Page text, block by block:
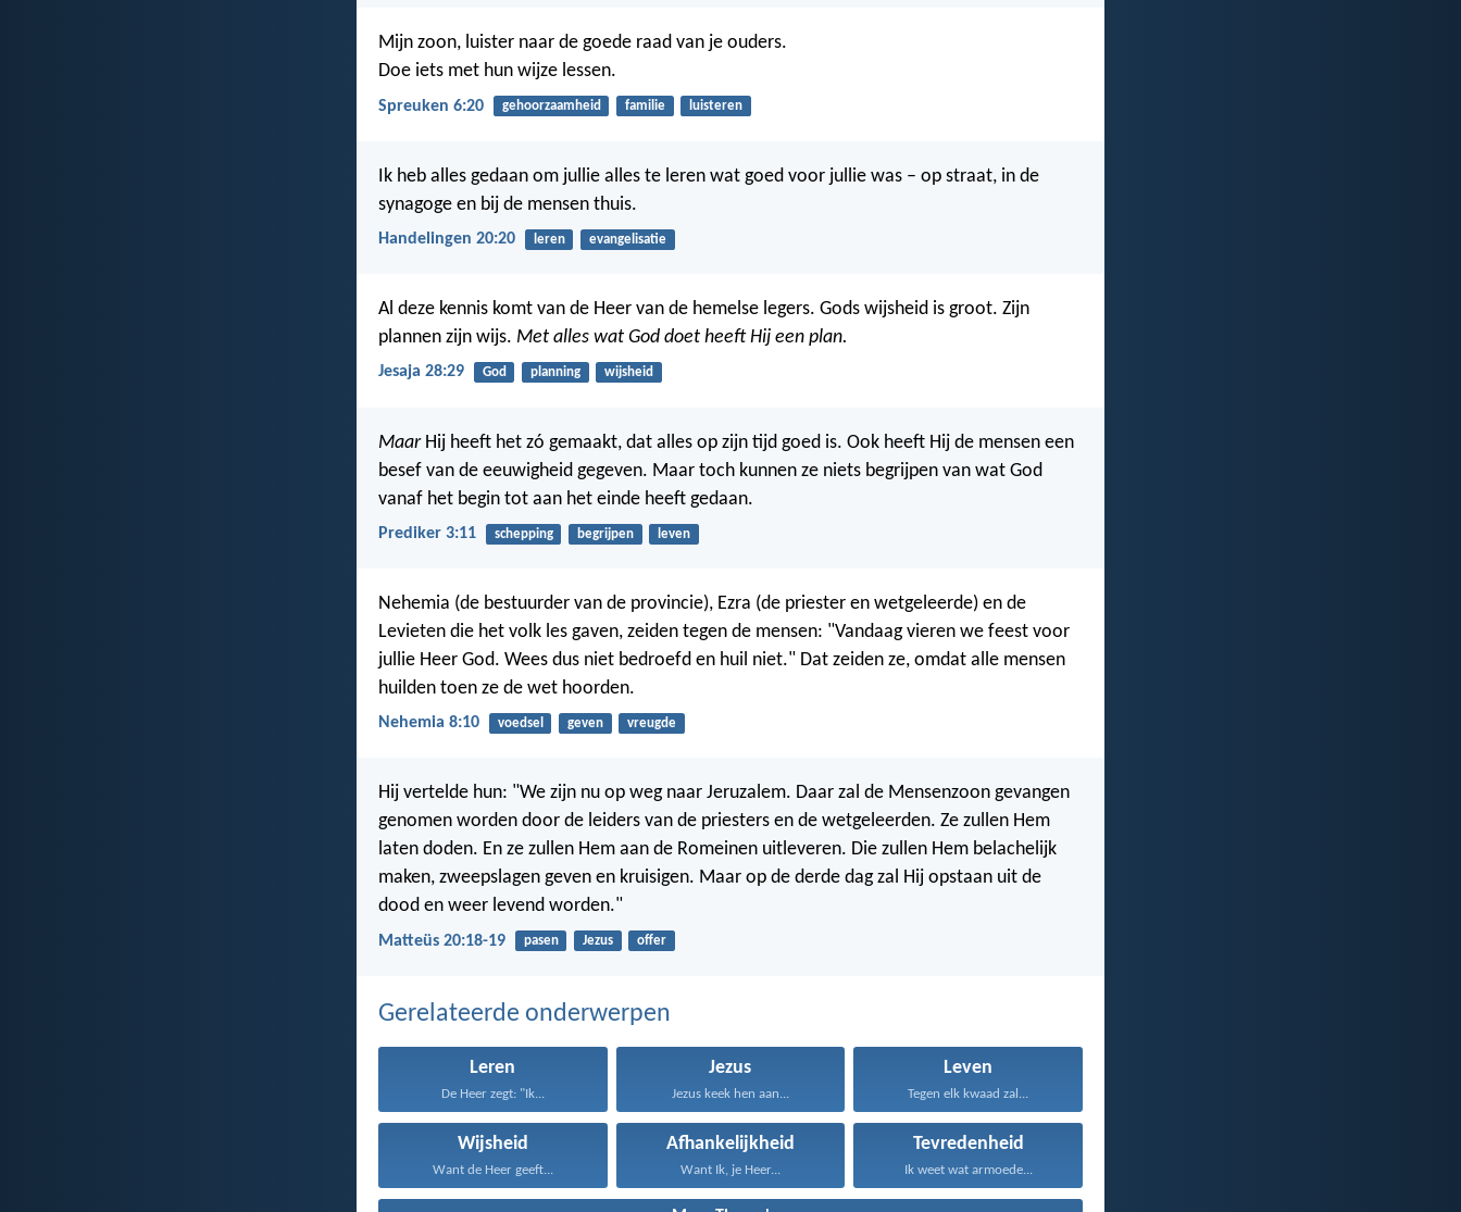
Mijn zoon, luister naar de goede raad van je ouders.
Doe iets met hun wijze lessen.
Spreuken 6:20 gehoorzaamheid familie luisteren
Ik heb alles gedaan om jullie alles te leren wat goed voor jullie was – op straat, in de
synagoge en bij de mensen thuis.
Handelingen 20:20 leren evangelisatie
Al deze kennis komt van de Heer van de hemelse legers. Gods wijsheid is groot. Zijn
plannen zijn wijs. Met alles wat God doet heeft Hij een plan.
Jesaja 28:29 God planning wijsheid
MaarHij heeft het zó gemaakt, dat alles op zijn tijd goed is. Ook heeft Hij de mensen een
besef van de eeuwigheid gegeven. Maar toch kunnen ze niets begrijpen van wat God
vanaf het begin tot aan het einde heeft gedaan.
Prediker 3:11 schepping begrijpen leven
Nehemia (de bestuurder van de provincie), Ezra (de priester en wetgeleerde) en de
Levieten die het volk les gaven, zeiden tegen de mensen: "Vandaag vieren we feest voor
jullie Heer God. Wees dus niet bedroefd en huil niet." Dat zeiden ze, omdat alle mensen
huilden toen ze de wet hoorden.
Nehemia 8:10 voedsel geven vreugde
Hij vertelde hun: "We zijn nu op weg naar Jeruzalem. Daar zal de Mensenzoon gevangen
genomen worden door de leiders van de priesters en de wetgeleerden. Ze zullen Hem
laten doden. En ze zullen Hem aan de Romeinen uitleveren. Die zullen Hem belachelijk
maken, zweepslagen geven en kruisigen. Maar op de derde dag zal Hij opstaan uit de
dood en weer levend worden."
Matteüs 20:18-19 pasen Jezus offer
Gerelateerde onderwerpen
Leren
De Heer zegt: "Ik...
Jezus
Jezus keek hen aan...
Leven
Tegen elk kwaad zal...
Wijsheid
Want de Heer geeft...
Afhankelijkheid
Want Ik, je Heer...
Tevredenheid
Ik weet wat armoede...